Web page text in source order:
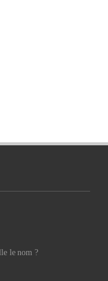
le nom ?